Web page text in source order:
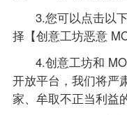
3.您可以点击以
择【创意工坊恶意
4.创意工坊和
开放平台，我们将严
家、牟取不正当利益